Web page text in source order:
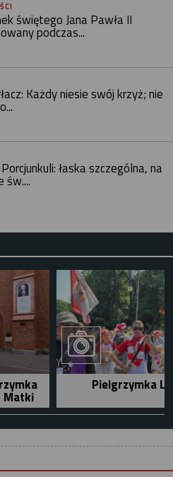
świętego Jana Pawła II
podczas...
Każdy niesie swój krzyż; nie
łaska szczególna, na
św....
Matki
Pielgrzymka